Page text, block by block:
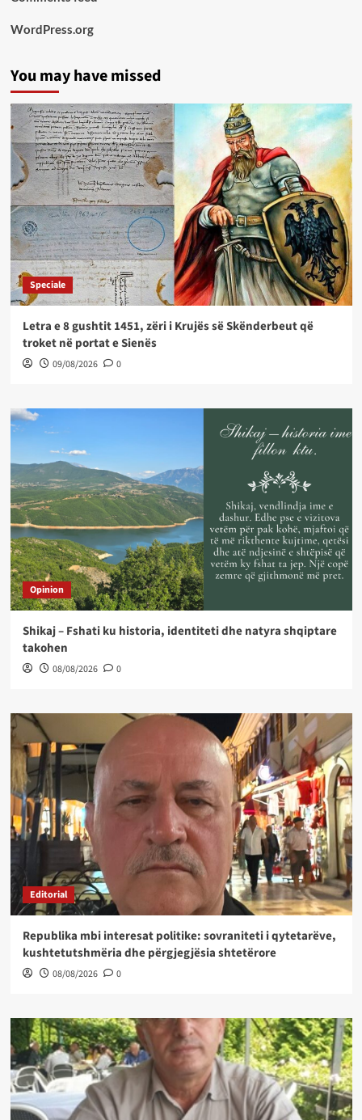
WordPress.org
You may have missed
Speciale
Letra e 8 gushtit 1451, zëri i Krujës së Skënderbeut që
troket në portat e Sienës
09/08/2026 0
Opinion
Shikaj – Fshati ku historia, identiteti dhe natyra shqiptare
takohen
08/08/2026 0
Editorial
Republika mbi interesat politike: sovraniteti i qytetarëve,
kushtetutshmëria dhe përgjegjësia shtetërore
08/08/2026 0